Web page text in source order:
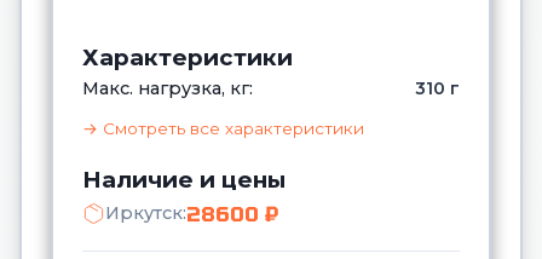
Характеристики
Макс. нагрузка, кг: 310 г
→ Смотреть все характеристики
Наличие и цены
Иркутск:28600 ₽